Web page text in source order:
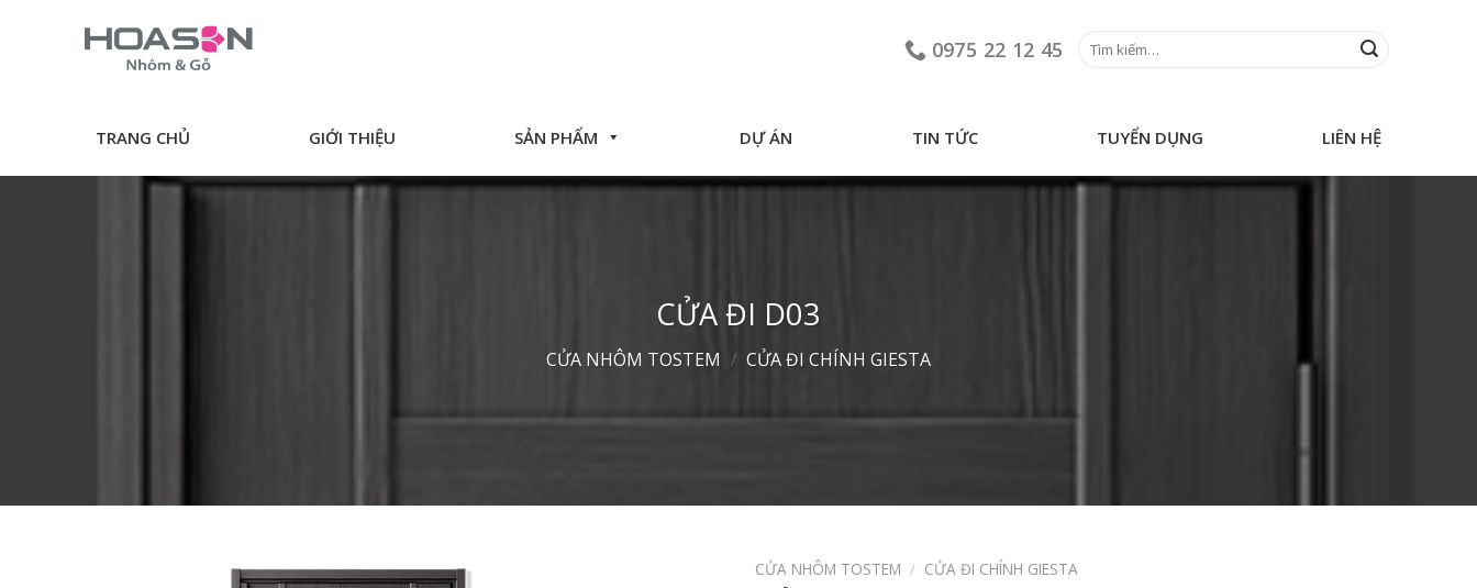
0975 22 12 45
Tìm
TRANG CHỦ GIỚI THIỆU SẢN PHẨM DỰ ÁN TIN TỨC TUYỂN DỤNG LIÊN HỆ
CỬA ĐI D03
CỬA NHÔM TOSTEM / CỬA ĐI CHÍNH GIESTA
CỬA NHÔM TOSTEM / CỬA ĐI CHÍNH GIESTA